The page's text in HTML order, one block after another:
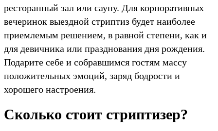
ресторанный зал или сауну. Для корпоративных
вечеринок выездной стриптиз будет наиболее
приемлемым решением, в равной степени, как и
для девичника или празднования дня рождения.
Подарите себе и собравшимся гостям массу
положительных эмоций, заряд бодрости и
хорошего настроения.
Сколько стоит стриптизер?